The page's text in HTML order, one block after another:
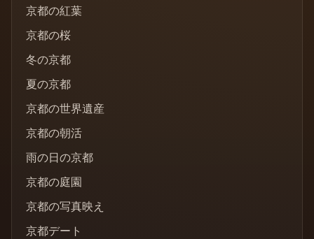
京都の紅葉
京都の桜
冬の京都
夏の京都
京都の世界遺産
京都の朝活
雨の日の京都
京都の庭園
京都の写真映え
京都デート